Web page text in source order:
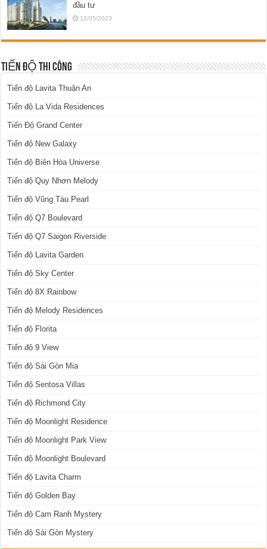
đầu tư
12/05/2023
TIẾN ĐỘ THI CÔNG
Tiến độ Lavita Thuận An
Tiến độ La Vida Residences
Tiến Độ Grand Center
Tiến độ New Galaxy
Tiến độ Biên Hòa Universe
Tiến độ Quy Nhơn Melody
Tiến độ Vũng Tàu Pearl
Tiến độ Q7 Boulevard
Tiến độ Q7 Saigon Riverside
Tiến độ Lavita Garden
Tiến độ Sky Center
Tiến độ 8X Rainbow
Tiến độ Melody Residences
Tiến độ Florita
Tiến độ 9 View
Tiến độ Sài Gòn Mia
Tiến độ Sentosa Villas
Tiến độ Richmond City
Tiến độ Moonlight Residence
Tiến độ Moonlight Park View
Tiến độ Moonlight Boulevard
Tiến độ Lavita Charm
Tiến độ Golden Bay
Tiến độ Cam Ranh Mystery
Tiến độ Sài Gòn Mystery